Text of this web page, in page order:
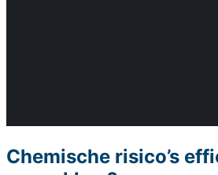
Chemische risico’s